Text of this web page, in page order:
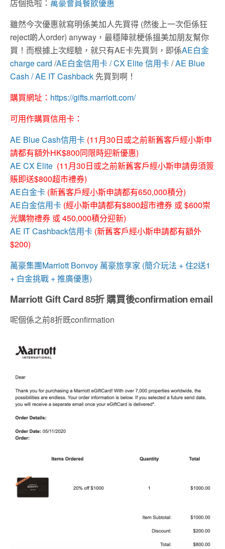
店個抵啦： 萬豪會員餐飲優惠
雖然今次優惠就寫明係美加人先買得 (然後上一次佢係狂
reject啲人order) anyway，最穩陣就梗係搵美加朋友幫你
買！而根據上次經驗，就只有AE卡先買到，即係AE白金
charge card /AE白金信用卡 /CX Elite 信用卡/AE Blue
Cash /AE IT Cashback 先買到啊！
購買網址： https://gifts.marriott.com/
可用作購買信用卡：
AE Blue Cash信用卡 (11月30日或之前新舊客戶經小斯申
請都有額外HK$800同限時迎新優惠)
AE CX Elite (11月30日或之前新舊客戶經小斯申請毋須簽
賬即送$800超市禮券)
AE白金卡 (新舊客戶經小斯申請都有650,000積分)
AE白金信用卡 (經小斯申請都有$800超市禮券 或 $600崇
光購物禮券 或 450,000積分迎新)
AE IT Cashback信用卡 (新舊客戶經小斯申請都有額外
$200)
萬豪集團Marriott Bonvoy 萬豪旅享家 (簡介玩法 + 住2送1
+ 白金挑戰 + 推廣優惠)
Marriott Gift Card 85折 購買後confirmation email
呢個係之前8折既confirmation